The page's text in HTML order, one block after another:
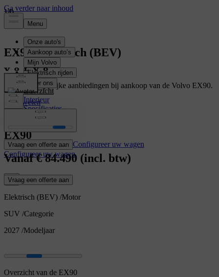
EX90 Elektrisch (BEV)
Overzicht
Interieur
Specificaties
Kenmerken
Vraag een offerte aan Configureer uw wagen
Configureer uw wagen
Geniet van tijdelijke aanbiedingen bij aankoop van de Volvo EX90.
Meer weten
EX90
Vanaf€ 84.490 (incl. btw)
Vraag een offerte aan
Elektrisch (BEV) /Motor
SUV /Categorie
2027 /Modeljaar
Overzicht van de EX90
1/0
1/0
1/0